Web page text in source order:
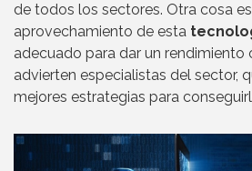
de todos los sectores. Otra cosa
aprovechamiento de esta
adecuado para dar un rendimiento
advierten especialistas del sector,
mejores estrategias para